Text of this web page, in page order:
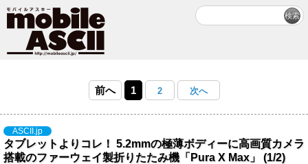
前へ 1 2 次へ
ASCII.jp
タブレットよりコレ！ 5.2mmの極薄ボディーに高画質カメラ
搭載のファーウェイ製折りたたみ機「Pura X Max」 (1/2)